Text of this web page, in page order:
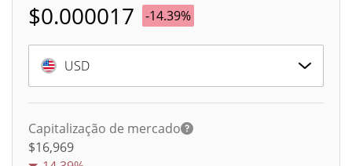
$0.000017 -14.39%
USD
Capitalização de mercado
$16,969